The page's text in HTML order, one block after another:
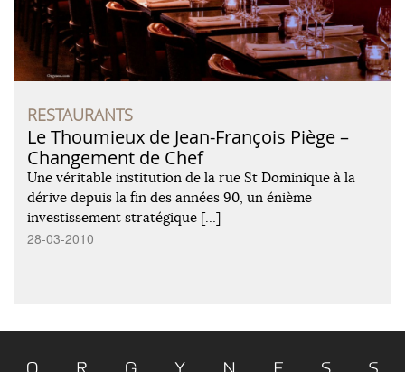
RESTAURANTS
Le Thoumieux de Jean-François Piège –
Changement de Chef
Une véritable institution de la rue St Dominique à la
dérive depuis la fin des années 90, un énième
investissement stratégique […]
28-03-2010